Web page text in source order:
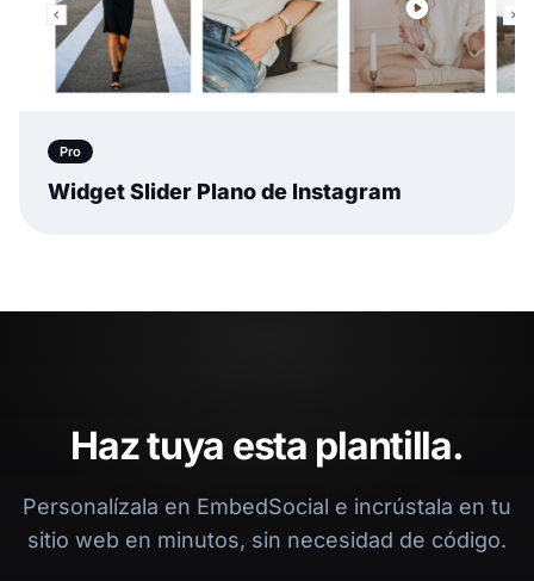
Pro
Widget Slider Plano de Instagram
Haz tuya esta plantilla.
Personalízala en EmbedSocial e incrústala en tu
sitio web en minutos, sin necesidad de código.